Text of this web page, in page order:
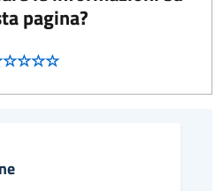
pagina?